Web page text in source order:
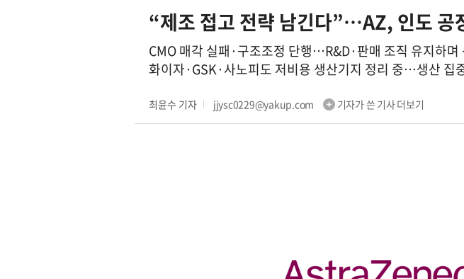
“제조 접고 전략 남긴다”…AZ, 인도 공
CMO 매각 실패·구조조정 단행…R&D·판매 조직 유지하며
화이자·GSK·사노피도 저비용 생산기지 정리 중…생산 집
최윤수 기자 jjysc0229@yakup.com 기자가 쓴 기사 더보기